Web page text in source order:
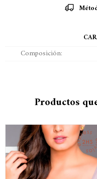
Composición
Productos